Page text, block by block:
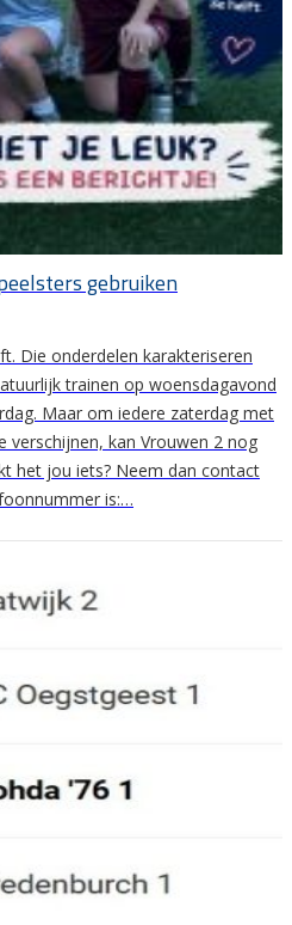
gebruiken
Die onderdelen karakteriseren
trainen op woensdagavond
Maar om iedere zaterdag met
verschijnen, kan Vrouwen 2 nog
het jou iets? Neem dan contact
is:…